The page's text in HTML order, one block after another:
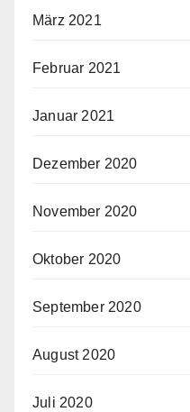
März 2021
Februar 2021
Januar 2021
Dezember 2020
November 2020
Oktober 2020
September 2020
August 2020
Juli 2020